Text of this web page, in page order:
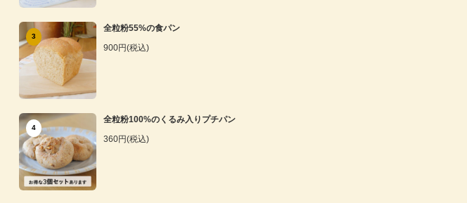
3
全粒粉55%の食パン
900円(税込)
4
全粒粉100%のくるみ入りプチパン
360円(税込)